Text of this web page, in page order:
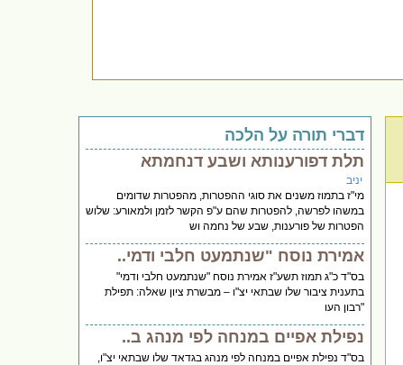
דברי תורה על הלכה
תלת דפורענותא ושבע דנחמתא
יניב
מי"ז בתמוז משנים את סוגי ההפטרות, מהפטרות שדומים
במשהו לפרשה, להפטרות שהם ע"פ הקשר לזמן ולמאורע: שלוש
הפטרות של פורענות, שבע של נחמה וש
אמירת נוסח "שנתמעט חלבי ודמי..
בס"ד כ"ג תמוז תשע"ז אמירת נוסח "שנתמעט חלבי ודמי"
בתענית ציבור שלו שבתאי יצ"ו – מבשרת ציון שאלה: תפילת
"רבון העו
נפילת אפיים במנחה לפי מנהג ב..
בס"ד נפילת אפיים במנחה לפי מנהג בגדאד שלו שבתאי יצ"ו,